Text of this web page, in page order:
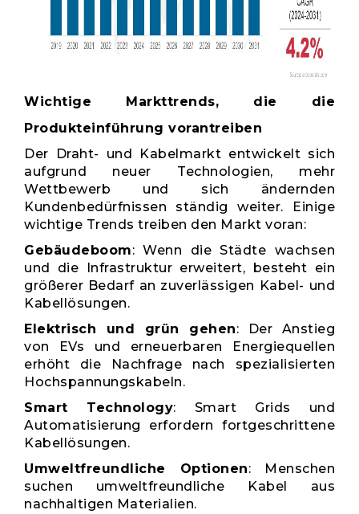
Wichtige Markttrends, die die
Produkteinführung vorantreiben
Der Draht- und Kabelmarkt entwickelt sich
aufgrund neuer Technologien, mehr
Wettbewerb und sich ändernden
Kundenbedürfnissen ständig weiter. Einige
wichtige Trends treiben den Markt voran:
Gebäudeboom: Wenn die Städte wachsen
und die Infrastruktur erweitert, besteht ein
größerer Bedarf an zuverlässigen Kabel- und
Kabellösungen.
Elektrisch und grün gehen: Der Anstieg
von EVs und erneuerbaren Energiequellen
erhöht die Nachfrage nach spezialisierten
Hochspannungskabeln.
Smart Technology: Smart Grids und
Automatisierung erfordern fortgeschrittene
Kabellösungen.
Umweltfreundliche Optionen: Menschen
suchen umweltfreundliche Kabel aus
nachhaltigen Materialien.